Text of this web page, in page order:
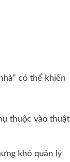
có thể khiến
thuộc vào thuật
khó quản lý